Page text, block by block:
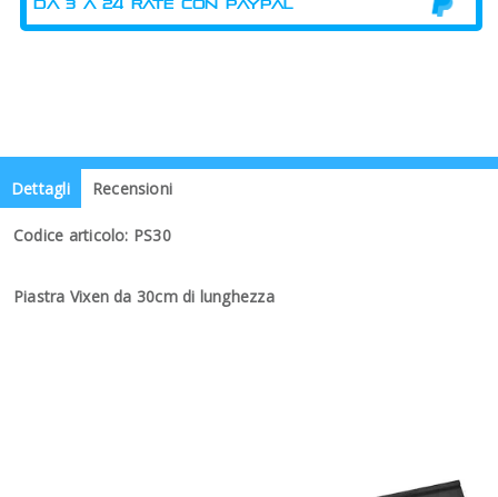
Dettagli Recensioni
Codice articolo: PS30
Piastra Vixen da 30cm di lunghezza